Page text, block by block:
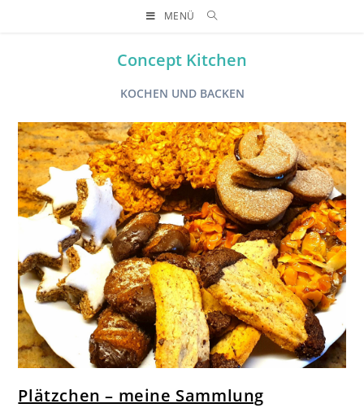
MENÜ
Concept Kitchen
KOCHEN UND BACKEN
Plätzchen – meine Sammlung